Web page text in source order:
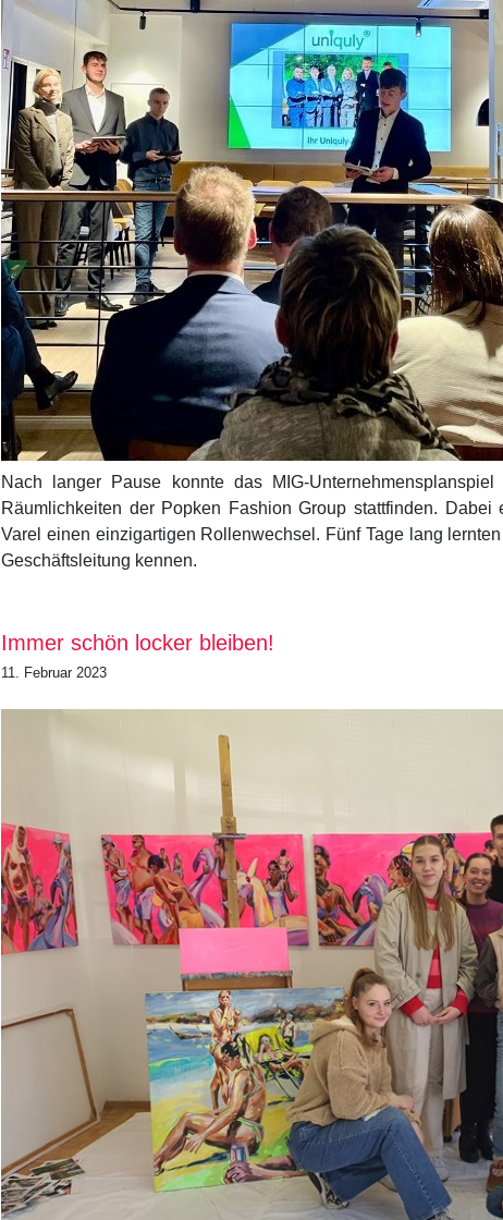
Nach langer Pause konnte das MIG-
Räumlichkeiten der Popken Fashion Group stattfinden.
Varel einen einzigartigen Rollenwechsel. Fünf Tage lang
Geschäftsleitung kennen.
Immer schön locker bleiben!
11. Februar 2023